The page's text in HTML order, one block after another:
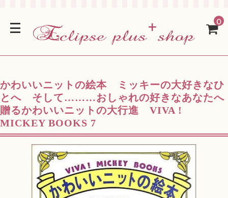
0
かわいいニットの絵本 ミッキーの大好きなひ
とへ そして………おしゃれの好きなあなたへ
贈るかわいいニットの大行進 VIVA !
MICKEY BOOKS 7